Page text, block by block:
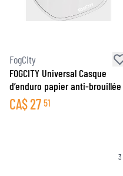
FogCity
FOGCITY Universal Casque
d’enduro papier anti-brouillée
CA$27 51
3